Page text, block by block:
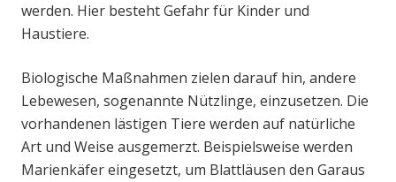
werden. Hier besteht Gefahr für Kinder und
Haustiere.
Biologische Maßnahmen zielen darauf hin, andere
Lebewesen, sogenannte Nützlinge, einzusetzen. Die
vorhandenen lästigen Tiere werden auf natürliche
Art und Weise ausgemerzt. Beispielsweise werden
Marienkäfer eingesetzt, um Blattläusen den Garaus